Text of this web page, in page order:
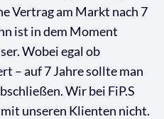
Vertrag am Markt nach 7
ist in dem Moment
Wobei egal ob
– auf 7 Jahre sollte man
Wir bei FiP.S
unseren Klienten nicht.